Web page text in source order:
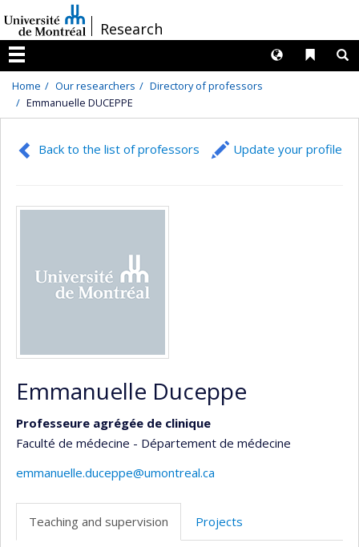
au
contenu
/Research
Menu
Liens
Langues
Home Our researchers
Directory of professors
Emmanuelle DUCEPPE
Back to the list of professors Update your profile
Emmanuelle Duceppe
Professeure agrégée de clinique
Faculté de médecine - Département de médecine
emmanuelle.duceppe@umontreal.ca
Teaching and supervision Projects